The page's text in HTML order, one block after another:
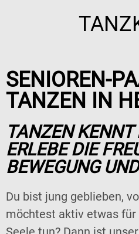
SENIOREN-
TANZEN IN
TANZEN KENNT
ERLEBE DIE
BEWEGUNG
Du bist jung geblieben,
möchtest aktiv etwas für